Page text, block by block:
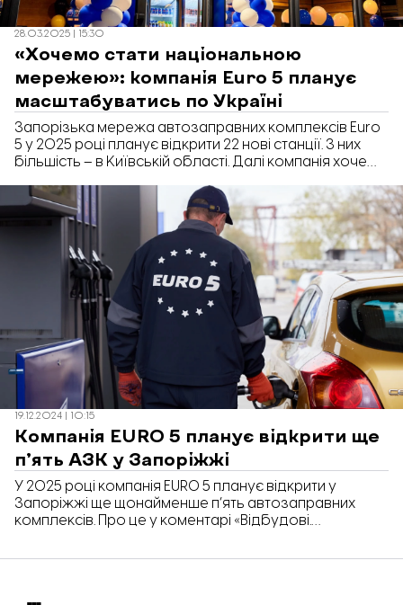
28.03.2025 | 15:30
«Хочемо стати національною
мережею»: компанія Euro 5 планує
масштабуватись по Україні
Запорізька мережа автозаправних комплексів Euro
5 у 2025 році планує відкрити 22 нові станції. З них
більшість – в Київській області. Далі компанія хоче
бізнес-зустрічі «Свої люди. Бізнес досвід» розповів
директор з маркетингу Euro 5 Михайло Малінін,
передає «Відбудова. Запоріжжя».
19.12.2024 | 10:15
Компанія EURO 5 планує відкрити ще
п’ять АЗК у Запоріжжі
У 2025 році компанія EURO 5 планує відкрити у
Запоріжжі ще щонайменше п’ять автозаправних
комплексів. Про це у коментарі «Відбудові.
мережі АЗК EURO 5.